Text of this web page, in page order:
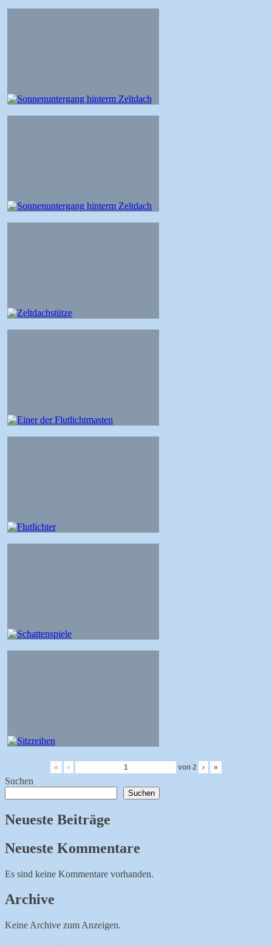
« ‹ von 2 › »
Suchen
Suchen
Neueste Beiträge
Neueste Kommentare
Es sind keine Kommentare vorhanden.
Archive
Keine Archive zum Anzeigen.